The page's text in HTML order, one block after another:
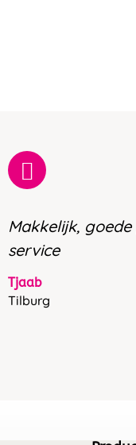
Makkelijk,
service
Tjaab
Tilburg